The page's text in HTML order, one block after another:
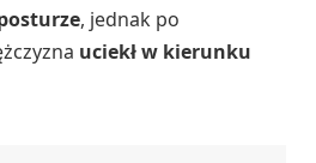
, jednak po
uciekł w kierunku